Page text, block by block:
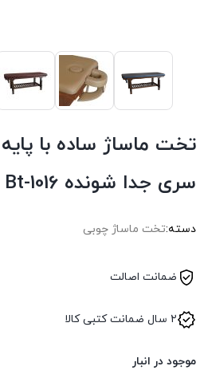
تخت ماساژ ساده با
سری جدا شونده Bt-1016
دسته:تخت ماساژ چوبی
ضمانت اصالت
۲ سال ضمانت کتبی کالا
موجود در انبار